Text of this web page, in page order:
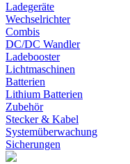
Ladegeräte
Wechselrichter
Combis
DC/DC Wandler
Ladebooster
Lichtmaschinen
Batterien
Lithium Batterien
Zubehör
Stecker & Kabel
Systemüberwachung
Sicherungen